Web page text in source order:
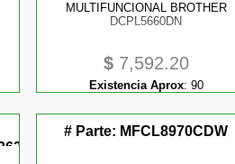
MULTIFUNCIONAL BROTHER
DCPL5660DN
$7,592.20
Existencia Aprox: 90
# Parte: MFCL8970CDW